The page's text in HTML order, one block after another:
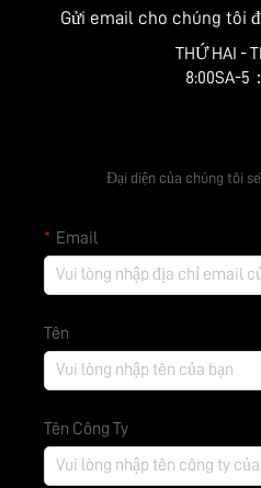
Gửi email cho chúng tôi
THỨ HAI -
8:00SA-5
Đại diện của chúng tôi
Email
Tên
Tên Công Ty